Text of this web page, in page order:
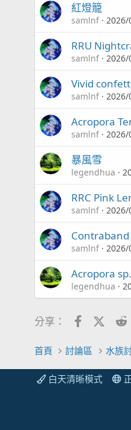
紅燈籠
samlnf 2026/
RRU
samlnf 2026/
Vivid
samlnf 2026/
Acropora
samlnf 2026/
暴風雪
legendhua
RRC Pink
samlnf 2026/
Contraband
samlnf 2026/
Acropora
legendhua
分享： Facebook
X
首頁 討論區 水族
白天清晰模式